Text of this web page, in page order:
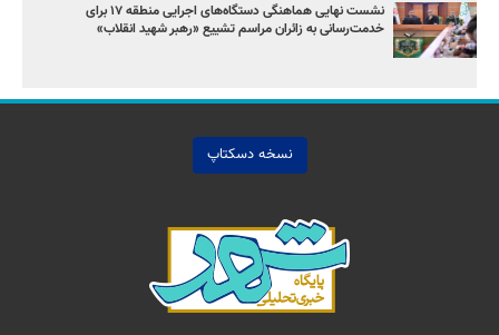
نشست نهایی هماهنگی دستگاه‌های اجرایی منطقه ۱۷ برای
خدمت‌رسانی به زائران مراسم تشییع «رهبر شهید انقلاب»
نسخه دسکتاپ